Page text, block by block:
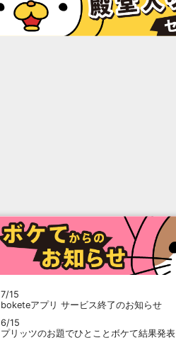
7/15
boketeアプリ サービス終了のお知らせ
6/15
プリッツのお題でひとことボケて結果発表